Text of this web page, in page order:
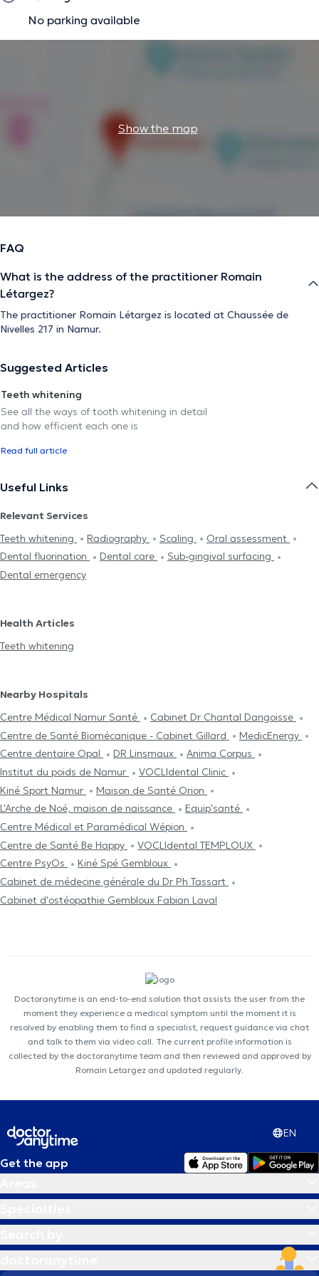
• adoption des gestes essentiels pour une hygiène
optimale.
Une prise en charge globale et collaborative
pluridisciplinaire, menée en étroite collaboration avec les
différents professionnels de santé. Cette coordination
permet d’assurer une prise en charge complète et de
The description was edited by the doctoranytime team, based on verified
No parking available
Show the map
FAQ
What is the address of the practitioner Romain
Létargez?
The practitioner Romain Létargez is located at Chaussée de
Nivelles 217 in Namur.
Suggested Articles
Teeth whitening
See all the ways of tooth whitening in detail
and how efficient each one is
Read full article
Useful Links
Relevant Services
Teeth whitening
Radiography Scaling
Oral assessment
Dental fluorination
Dental care
Sub-gingival surfacing
Dental emergency
Health Articles
Teeth whitening
Nearby Hospitals
Centre Médical Namur Santé
Cabinet Dr Chantal Dangoisse
Centre de Santé Biomécanique - Cabinet Gillard
MedicEnergy
Centre dentaire Opal
DR Linsmaux
Anima Corpus
Institut du poids de Namur
VOCLIdental Clinic
Kiné Sport Namur
Maison de Santé Orion
L'Arche de Noé, maison de naissance
Equip'santé
Centre Médical et Paramédical Wépion
Centre de Santé Be Happy
VOCLIdental TEMPLOUX
Centre PsyOs
Kiné Spé Gembloux
Cabinet de médecine générale du Dr Ph Tassart
Cabinet d'ostéopathie Gembloux Fabian Laval
Doctoranytime is an end-to-end solution that assists the user from the
moment they experience a medical symptom until the moment it is
resolved by enabling them to find a specialist, request guidance via chat
and talk to them via video call. The current profile information is
collected by the doctoranytime team and then reviewed and approved by
Romain Letargez and updated regularly.
EN
Get the app